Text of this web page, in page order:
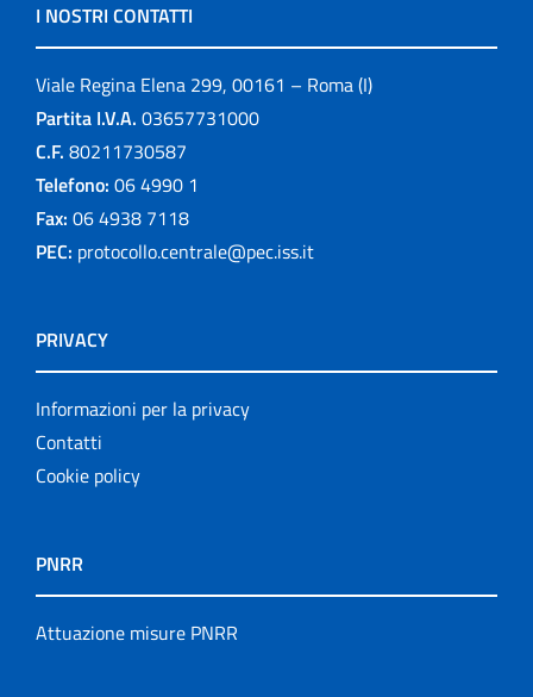
I NOSTRI CONTATTI
Viale Regina Elena 299, 00161 – Roma (I)
Partita I.V.A. 03657731000
C.F. 80211730587
Telefono: 06 4990 1
Fax: 06 4938 7118
PEC: protocollo.centrale@pec.iss.it
PRIVACY
Informazioni per la privacy
Contatti
Cookie policy
PNRR
Attuazione misure PNRR